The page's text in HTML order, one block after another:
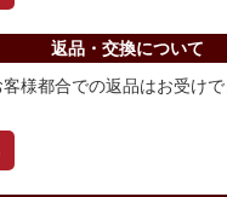
返品・交換について
様都合での返品はお受け